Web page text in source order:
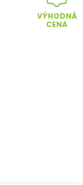
VÝHODNÁ
CENA